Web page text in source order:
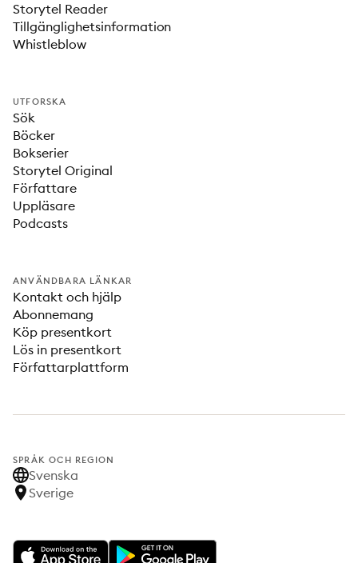
Storytel Reader
Tillgänglighetsinformation
Whistleblow
UTFORSKA
Sök
Böcker
Bokserier
Storytel Original
Författare
Uppläsare
Podcasts
ANVÄNDBARA LÄNKAR
Kontakt och hjälp
Abonnemang
Köp presentkort
Lös in presentkort
Författarplattform
SPRÅK OCH REGION
Svenska
Sverige